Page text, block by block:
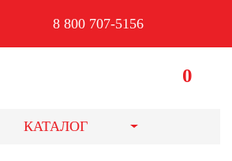
8 800 707-5156
0
КАТАЛОГ